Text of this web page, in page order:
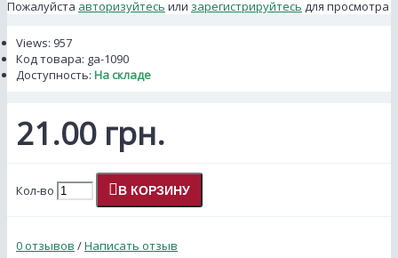
Пожалуйста авторизуйтесь или зарегистрируйтесь для просмотра
Views: 957
Код товара: ga-1090
Доступность: На складе
21.00 грн.
Кол-во В КОРЗИНУ
0 отзывов /Написать отзыв